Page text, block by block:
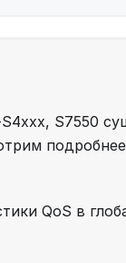
S7550
QoS в